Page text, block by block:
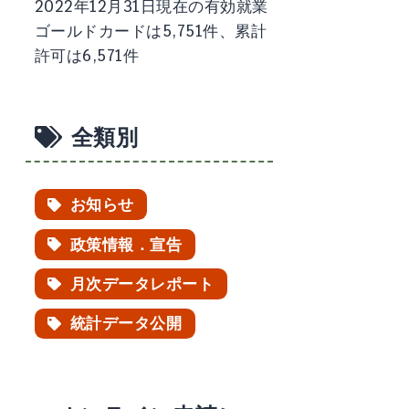
2022年12月31日現在の有効就業
ゴールドカードは5,751件、累計
許可は6,571件
全類別
お知らせ
政策情報．宣告
月次データレポート
統計データ公開